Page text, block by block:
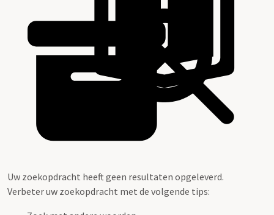
Uw zoekopdracht heeft geen resultaten opgeleverd.
Verbeter uw zoekopdracht met de volgende tips: